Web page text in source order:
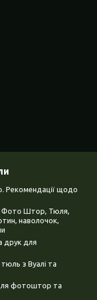
Рекомендації щодо
Фото Штор, Тюля,
наволочок,
друк для
з Вуалі та
фотоштор та